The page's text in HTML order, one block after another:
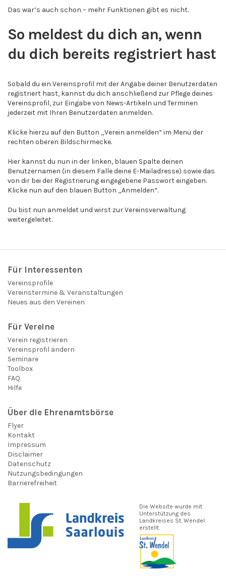
Das war’s auch schon – mehr Funktionen gibt es nicht.
So meldest du dich an, wenn
du dich bereits registriert hast
Sobald du ein Vereinsprofil mit der Angabe deiner Benutzerdaten
registriert hast, kannst du dich anschließend zur Pflege deines
Vereinsprofil, zur Eingabe von News-Artikeln und Terminen
jederzeit mit Ihren Benutzerdaten anmelden.
Klicke hierzu auf den Button „Verein anmelden“ im Menü der
rechten oberen Bildschirmecke.
Hier kannst du nun in der linken, blauen Spalte deinen
Benutzernamen (in diesem Falle deine E-Mailadresse) sowie das
von dir bei der Registrierung eingegebene Passwort eingeben.
Klicke nun auf den blauen Button „Anmelden“.
Du bist nun anmeldet und wirst zur Vereinsverwaltung
weitergeleitet.
Für Interessenten
Vereinsprofile
Vereinstermine & Veranstaltungen
Neues aus den Vereinen
Für Vereine
Verein registrieren
Vereinsprofil ändern
Seminare
Toolbox
FAQ
Hilfe
Über die Ehrenamtsbörse
Flyer
Kontakt
Impressum
Disclaimer
Datenschutz
Nutzungsbedingungen
Barrierefreiheit
Die Website wurde mit
Unterstützung des
Landkreises St. Wendel
erstellt.